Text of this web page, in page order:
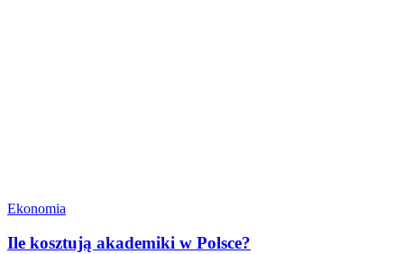
Ekonomia
Ile kosztują akademiki w Polsce?